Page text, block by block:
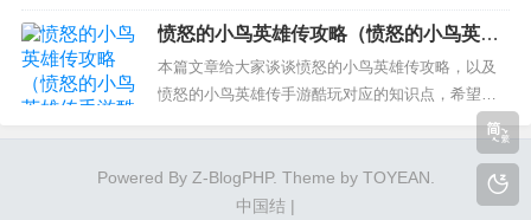
X...
别忘记关注我们吧！ 本文目录一览： 1、天涯明月
刀人物见闻薛无泪怎么做 2、天刀手游移花伙伴推荐
3、天涯明月刀手游中，如何才能抽到百晓生？ 4、
天涯明月刀手游天香伙伴搭配 天涯明月刀人物见闻
愤怒的小鸟英雄传攻略（愤怒的小鸟英雄
传手游酷玩）
本篇文章给大家谈谈愤怒的小鸟英雄传攻略，以及
愤怒的小鸟英雄传手游酷玩对应的知识点，希望对
各位有所帮助，不要忘了收藏本站喔。 本文目录一
览： 1、愤怒的小鸟英雄传怎么搭配技能 技能攻略
2、愤怒的小鸟英雄传地牢怎么过 阵容搭配攻略 3、
愤怒的小鸟英雄传攻略之怎么打国王猪城堡 4、愤怒
Powered By Z-BlogPHP. Theme by TOYEAN.
中国结 |